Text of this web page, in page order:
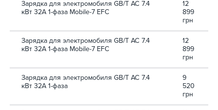
Зарядка для электромобиля GB/T AC 7.4
кВт 32А 1-фаза Mobile-7 EFС
12
899
грн
Зарядка для электромобиля GB/T AC 7.4
кВт 32А 1-фаза Mobile-7 EFС
12
899
грн
Зарядка для электромобиля GB/T AC 7.4
кВт 32А 1-фаза
9
520
грн